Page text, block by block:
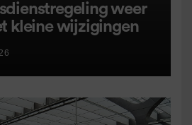
weer
kleine wijzigingen